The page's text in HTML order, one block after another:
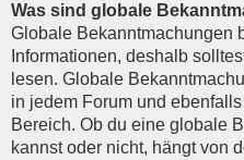
Was sind globale
Globale Bekanntmachungen
Informationen, deshalb
lesen. Globale
in jedem Forum und
Bereich. Ob du eine globale
kannst oder nicht, hängt von